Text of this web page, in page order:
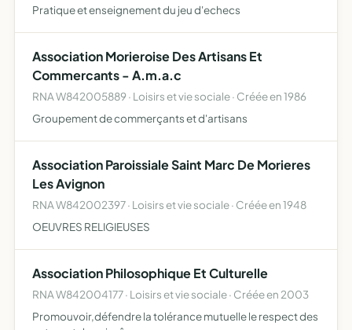
Pratique et enseignement du jeu d'echecs
Association Morieroise Des Artisans Et
Commercants - A.m.a.c
RNA W842005889 · Loisirs et vie sociale · Créée en 1986
Groupement de commerçants et d'artisans
Association Paroissiale Saint Marc De Morieres
Les Avignon
RNA W842002397 · Loisirs et vie sociale · Créée en 1948
OEUVRES RELIGIEUSES
Association Philosophique Et Culturelle
RNA W842004177 · Loisirs et vie sociale · Créée en 2003
Promouvoir,défendre la tolérance mutuelle le respect des